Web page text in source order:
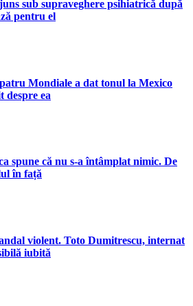
sub supraveghere psihiatrică după
pentru el
Mondiale a dat tonul la Mexico
despre ea
spune că nu s-a întâmplat nimic. De
în față
violent. Toto Dumitrescu, internat
iubită